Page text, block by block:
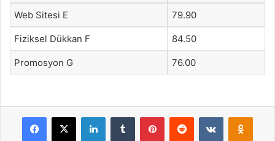
Web Sitesi E 79.90
Fiziksel Dükkan F 84.50
Promosyon G 76.00
Facebook
X LinkedInTumblr PinterestReddit VKontakte